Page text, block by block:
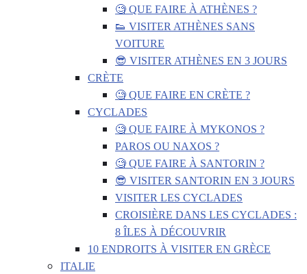
🧐 QUE FAIRE À ATHÈNES ?
👟 VISITER ATHÈNES SANS
VOITURE
😎 VISITER ATHÈNES EN 3 JOURS
CRÈTE
🧐 QUE FAIRE EN CRÈTE ?
CYCLADES
🧐 QUE FAIRE À MYKONOS ?
PAROS OU NAXOS ?
🧐 QUE FAIRE À SANTORIN ?
😎 VISITER SANTORIN EN 3 JOURS
VISITER LES CYCLADES
CROISIÈRE DANS LES CYCLADES :
8 ÎLES À DÉCOUVRIR
10 ENDROITS À VISITER EN GRÈCE
ITALIE